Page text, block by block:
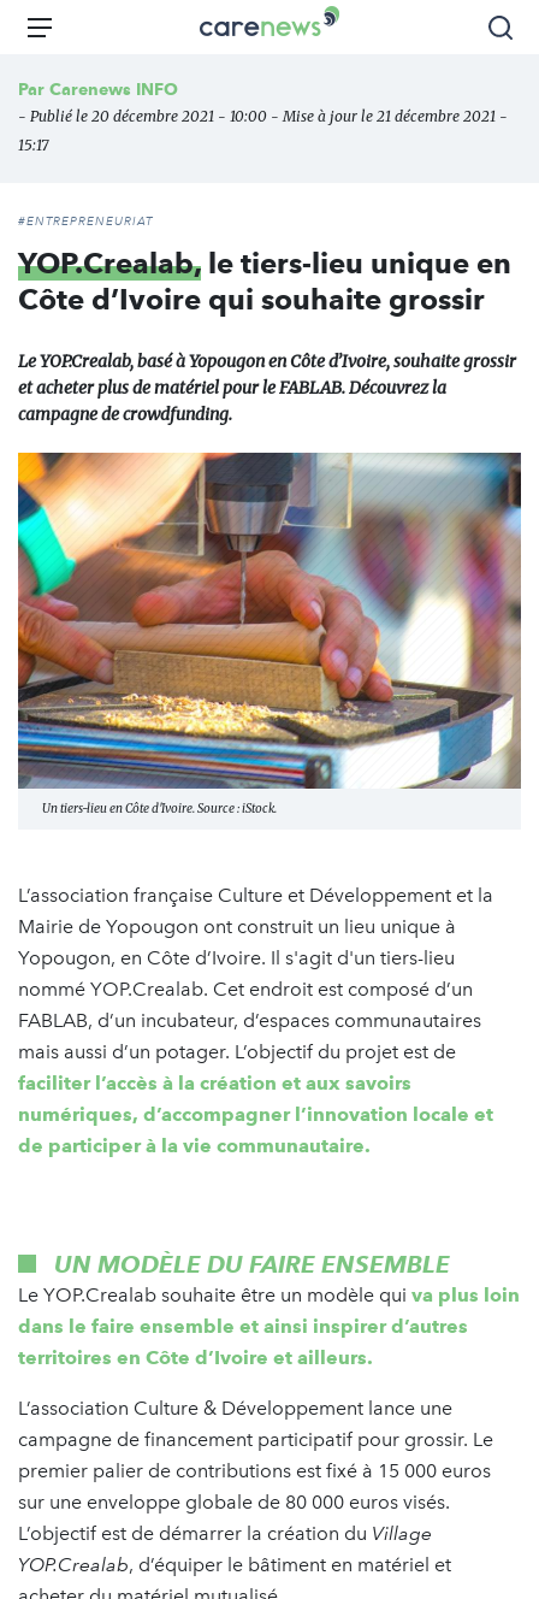
Aller
principal
Carenews,
des
Menu
Par Carenews INFO
- Publié le 20 décembre 2021 - 10:00 - Mise à jour le 21 décembre 2021 -
15:17
#ENTREPRENEURIAT
YOP.Crealab, le tiers-lieu unique en
Côte d’Ivoire qui souhaite grossir
Le YOP.Crealab, basé à Yopougon en Côte d’Ivoire, souhaite grossir
et acheter plus de matériel pour le FABLAB. Découvrez la
campagne de crowdfunding.
Un tiers-lieu en Côte d'Ivoire. Source : iStock.
L’association française Culture et Développement et la
Mairie de Yopougon ont construit un lieu unique à
Yopougon, en Côte d’Ivoire. Il s'agit d'un tiers-lieu
nommé YOP.Crealab. Cet endroit est composé d’un
FABLAB, d’un incubateur, d’espaces communautaires
mais aussi d’un potager. L’objectif du projet est de
faciliter l’accès à la création et aux savoirs
numériques, d’accompagner l’innovation locale et
de participer à la vie communautaire.
UN MODÈLE DU FAIRE ENSEMBLE
Le YOP.Crealab souhaite être un modèle qui va plus loin
dans le faire ensemble et ainsi inspirer d’autres
territoires en Côte d’Ivoire et ailleurs.
L’association Culture & Développement lance une
campagne de financement participatif pour grossir. Le
premier palier de contributions est fixé à 15 000 euros
sur une enveloppe globale de 80 000 euros visés.
L’objectif est de démarrer la création du Village
YOP.Crealab, d’équiper le bâtiment en matériel et